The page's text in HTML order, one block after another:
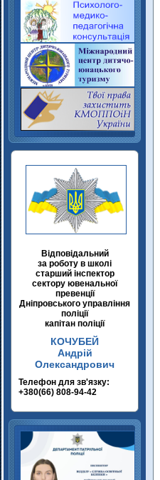
Відповідальний
за роботу в школі
старший інспектор
сектору ювенальної
превенції
Дніпровського управління
поліції
капітан поліції
КОЧУБЕЙ
Андрій
Олександрович
Телефон для зв'язку:
+380(66) 808-94-42